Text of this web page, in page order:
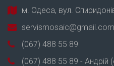
м. Одеса, вул.
servismosaic@gmail.com
(067) 488 55 89
(067) 488 55 89 - Андрій